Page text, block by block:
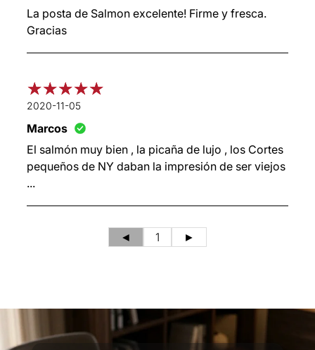
La posta de Salmon excelente! Firme y fresca.
Gracias
2020-11-05
Marcos
El salmón muy bien , la picaña de lujo , los Cortes
pequeños de NY daban la impresión de ser viejos
...
◄ 1 ►